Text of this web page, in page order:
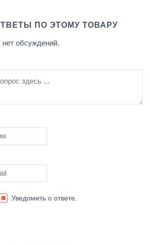
ПО ЭТОМУ ТОВАРУ
обсуждений.
Уведомить о ответе.